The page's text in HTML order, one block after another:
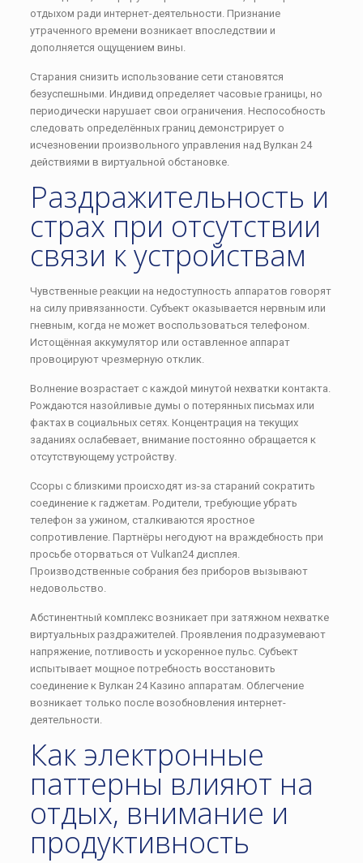
отдыхом ради интернет-деятельности. Признание
утраченного времени возникает впоследствии и
дополняется ощущением вины.
Старания снизить использование сети становятся
безуспешными. Индивид определяет часовые границы, но
периодически нарушает свои ограничения. Неспособность
следовать определённых границ демонстрирует о
исчезновении произвольного управления над Вулкан 24
действиями в виртуальной обстановке.
Раздражительность и
страх при отсутствии
связи к устройствам
Чувственные реакции на недоступность аппаратов говорят
на силу привязанности. Субъект оказывается нервным или
гневным, когда не может воспользоваться телефоном.
Истощённая аккумулятор или оставленное аппарат
провоцируют чрезмерную отклик.
Волнение возрастает с каждой минутой нехватки контакта.
Рождаются назойливые думы о потерянных письмах или
фактах в социальных сетях. Концентрация на текущих
заданиях ослабевает, внимание постоянно обращается к
отсутствующему устройству.
Ссоры с близкими происходят из-за стараний сократить
соединение к гаджетам. Родители, требующие убрать
телефон за ужином, сталкиваются яростное
сопротивление. Партнёры негодуют на враждебность при
просьбе оторваться от Vulkan24 дисплея.
Производственные собрания без приборов вызывают
недовольство.
Абстинентный комплекс возникает при затяжном нехватке
виртуальных раздражителей. Проявления подразумевают
напряжение, потливость и ускоренное пульс. Субъект
испытывает мощное потребность восстановить
соединение к Вулкан 24 Казино аппаратам. Облегчение
возникает только после возобновления интернет-
деятельности.
Как электронные
паттерны влияют на
отдых, внимание и
продуктивность